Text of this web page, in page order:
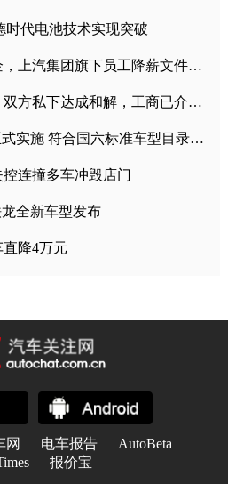
时代电池技术实现突破
首个宣布降薪的大型车企，上汽集团旗下员工降薪文件曝光
奔驰漏油事件最新进展：双方私下达成和解，工商已介入调查
“国六排放标准”7月1号正式实施 符合国六标准车型目录一览
连撞多车冲毁店门
全新车型发布
降4万元
网 电车报告
AutoBeta
报价宝